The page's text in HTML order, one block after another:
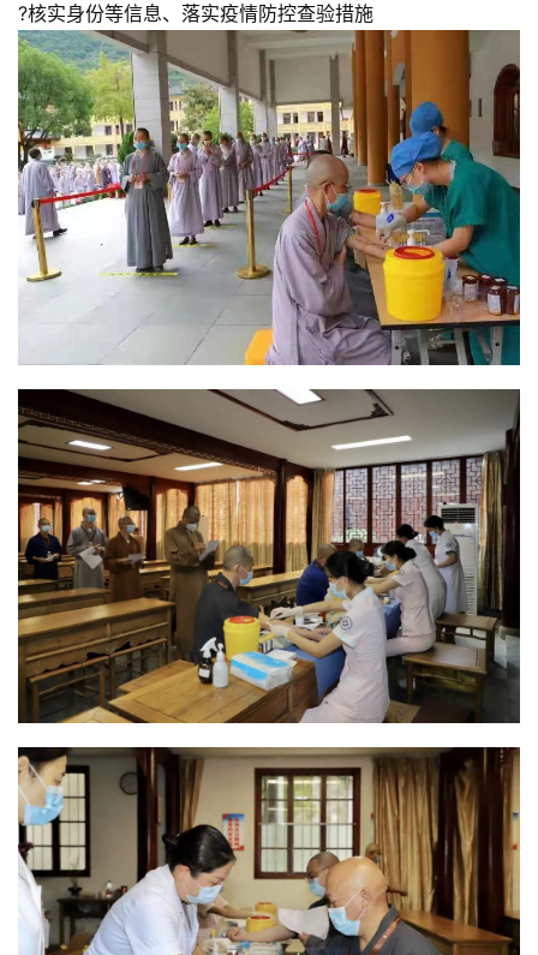
资
讯
八
点
僧
音
僧
访
谈
心
乐
菩
提
专
题
益
慈
善
佛
教
人
登录 注册
?核实身份等信息、落实疫情防控查验措施